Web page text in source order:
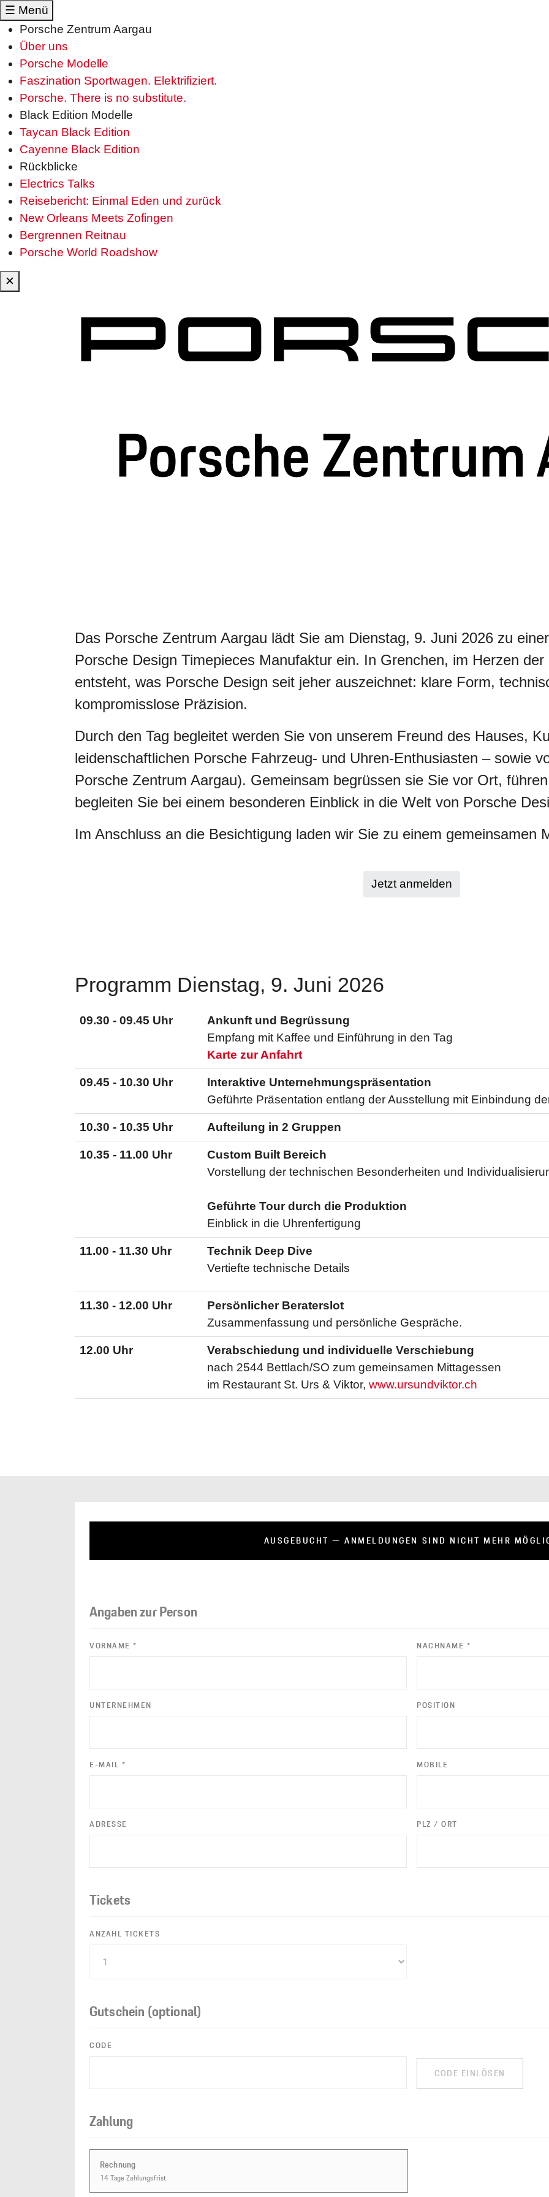
☰ Menü
Porsche Zentrum Aargau
Über uns
Porsche Modelle
Faszination Sportwagen. Elektrifiziert.
Porsche. There is no substitute.
Black Edition Modelle
Taycan Black Edition
Cayenne Black Edition
Rückblicke
Electrics Talks
Reisebericht: Einmal Eden und zurück
New Orleans Meets Zofingen
Bergrennen Reitnau
Porsche World Roadshow
✕
Das Porsche Zentrum Aargau lädt Sie am Dienstag, 9. Juni 2026 zu
Porsche Design Timepieces Manufaktur ein. In Grenchen, im Herzen
entsteht, was Porsche Design seit jeher auszeichnet: klare Form,
kompromisslose Präzision.
Durch den Tag begleitet werden Sie von unserem Freund des Hauses,
leidenschaftlichen Porsche Fahrzeug- und Uhren-Enthusiasten – sowie
Porsche Zentrum Aargau). Gemeinsam begrüssen sie Sie vor Ort,
begleiten Sie bei einem besonderen Einblick in die Welt von Porsche
Im Anschluss an die Besichtigung laden wir Sie zu einem gemeinsamen
Jetzt anmelden
Programm Dienstag, 9. Juni 2026
09.30 - 09.45 Uhr
Ankunft und Begrüssung
Empfang mit Kaffee und Einführung in den Tag
Karte zur Anfahrt
09.45 - 10.30 Uhr
Interaktive Unternehmungspräsentation
Geführte Präsentation entlang der Ausstellung mit Einbindung
10.30 - 10.35 Uhr Aufteilung in 2 Gruppen
10.35 - 11.00 Uhr
Custom Built Bereich
Vorstellung der technischen Besonderheiten und
Geführte Tour durch die Produktion
Einblick in die Uhrenfertigung
11.00 - 11.30 Uhr
Technik Deep Dive
Vertiefte technische Details
11.30 - 12.00 Uhr
Persönlicher Beraterslot
Zusammenfassung und persönliche Gespräche.
12.00 Uhr
Verabschiedung und individuelle Verschiebung
nach 2544 Bettlach/SO zum gemeinsamen Mittagessen
im Restaurant St. Urs & Viktor, www.ursundviktor.ch